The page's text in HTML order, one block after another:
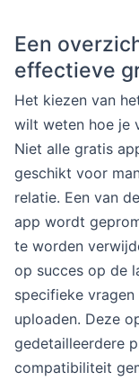
Een
effectieve
Het kiezen van
wilt weten hoe je
Niet alle gratis
geschikt voor
relatie. Een van
app wordt
te worden
op succes op de
specifieke vragen
uploaden. Deze
gedetailleerdere
compatibiliteit